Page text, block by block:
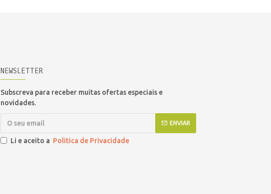
NEWSLETTER
Subscreva para receber muitas ofertas especiais e
novidades.
ENVIAR
Li e aceito a Politica de Privacidade